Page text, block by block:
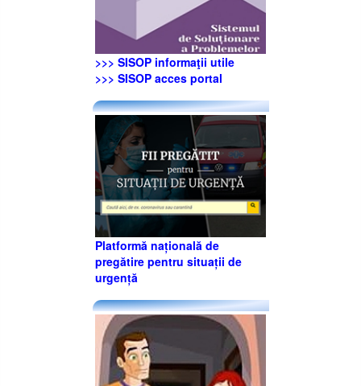
>>> SISOP informaţii utile
>>> SISOP acces portal
Platformă națională de
pregătire pentru situații de
urgență